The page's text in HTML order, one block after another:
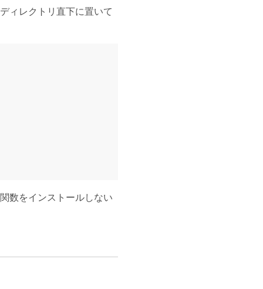
ィレクトリ直下に置いて
数をインストールしない